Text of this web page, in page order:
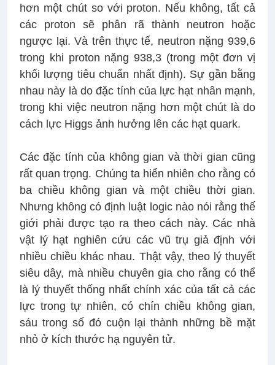
hơn một chút so với proton. Nếu không, tất cả
các proton sẽ phân rã thành neutron hoặc
ngược lại. Và trên thực tế, neutron nặng 939,6
trong khi proton nặng 938,3 (trong một đơn vị
khối lượng tiêu chuẩn nhất định). Sự gần bằng
nhau này là do đặc tính của lực hạt nhân mạnh,
trong khi việc neutron nặng hơn một chút là do
cách lực Higgs ảnh hưởng lên các hạt quark.
Các đặc tính của không gian và thời gian cũng
rất quan trọng. Chúng ta hiển nhiên cho rằng có
ba chiều không gian và một chiều thời gian.
Nhưng không có định luật logic nào nói rằng thế
giới phải được tạo ra theo cách này. Các nhà
vật lý hạt nghiên cứu các vũ trụ giả định với
nhiều chiều khác nhau. Thật vậy, theo lý thuyết
siêu dây, mà nhiều chuyên gia cho rằng có thể
là lý thuyết thống nhất chính xác của tất cả các
lực trong tự nhiên, có chín chiều không gian,
sáu trong số đó cuộn lại thành những bề mặt
nhỏ ở kích thước hạ nguyên tử.